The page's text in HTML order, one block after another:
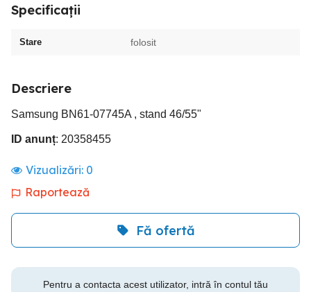
Specificații
Stare folosit
Descriere
Samsung BN61-07745A , stand 46/55"
ID anunț: 20358455
Vizualizări: 0
Raportează
Fă ofertă
Pentru a contacta acest utilizator, intră în contul tău